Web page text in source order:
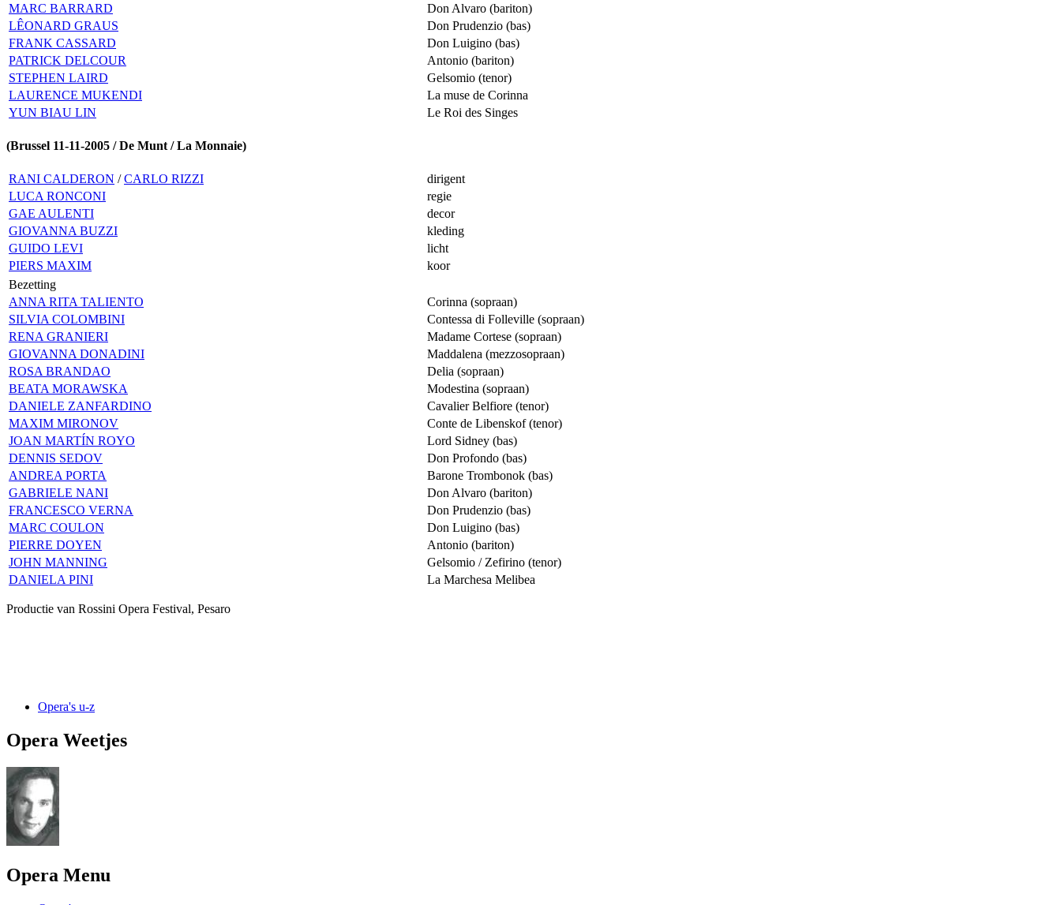
MARC BARRARD
Don Alvaro (bariton)
LÊONARD GRAUS
Don Prudenzio (bas)
FRANK CASSARD
Don Luigino (bas)
PATRICK DELCOUR
Antonio (bariton)
STEPHEN LAIRD
Gelsomio (tenor)
LAURENCE MUKENDI
La muse de Corinna
YUN BIAU LIN
Le Roi des Singes
(Brussel 11-11-2005 / De Munt / La Monnaie)
RANI CALDERON /CARLO RIZZI
dirigent
LUCA RONCONI
regie
GAE AULENTI
decor
GIOVANNA BUZZI
kleding
GUIDO LEVI
licht
PIERS MAXIM
koor
Bezetting
ANNA RITA TALIENTO
Corinna (sopraan)
SILVIA COLOMBINI
Contessa di Folleville (sopraan)
RENA GRANIERI
Madame Cortese (sopraan)
GIOVANNA DONADINI
Maddalena (mezzosopraan)
ROSA BRANDAO
Delia (sopraan)
BEATA MORAWSKA
Modestina (sopraan)
DANIELE ZANFARDINO
Cavalier Belfiore (tenor)
MAXIM MIRONOV
Conte de Libenskof (tenor)
JOAN MARTÍN ROYO
Lord Sidney (bas)
DENNIS SEDOV
Don Profondo (bas)
ANDREA PORTA
Barone Trombonok (bas)
GABRIELE NANI
Don Alvaro (bariton)
FRANCESCO VERNA
Don Prudenzio (bas)
MARC COULON
Don Luigino (bas)
PIERRE DOYEN
Antonio (bariton)
JOHN MANNING
Gelsomio / Zefirino (tenor)
DANIELA PINI
La Marchesa Melibea
Productie van Rossini Opera Festival, Pesaro
Opera's u-z
Opera Weetjes
Opera Menu